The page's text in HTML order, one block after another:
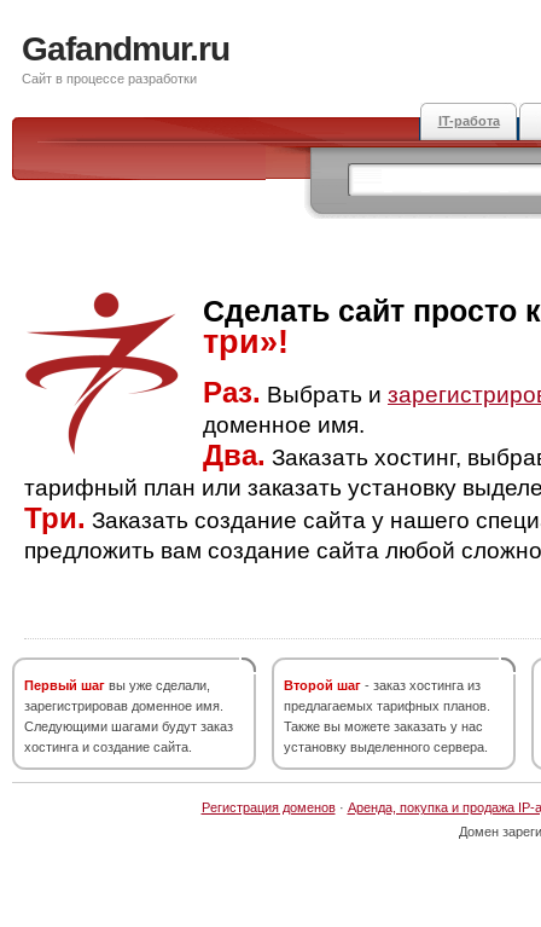
Gafandmur.ru
Сайт в процессе разработки
IT-работа
Сделать сайт просто
три»!
Раз. Выбрать и
доменное имя.
Два. Заказать хостинг,
тарифный план или заказать установку
Три. Заказать создание сайта у нашего
предложить вам создание сайта любой
Первый шаг вы уже сделали,
зарегистрировав доменное имя.
Следующими шагами будут заказ
хостинга и создание сайта.
Второй шаг - заказ хостинга из
предлагаемых тарифных планов.
Также вы можете заказать у нас
установку выделенного сервера.
Регистрация доменов· Аренда, покупка и продажа IP-
Домен